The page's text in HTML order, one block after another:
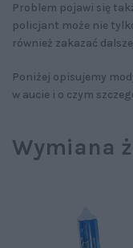
Problem pojawi się
policjant może nie
również zakazać
Poniżej opisujemy
w aucie i o czym
Wymiana